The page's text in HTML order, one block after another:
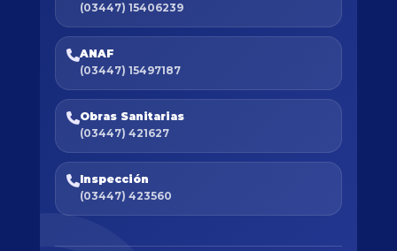
(03447) 15406239
ANAF
(03447) 15497187
Obras Sanitarias
(03447) 421627
Inspección
(03447) 423560